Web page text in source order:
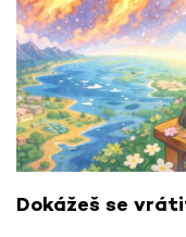
Dokážeš se